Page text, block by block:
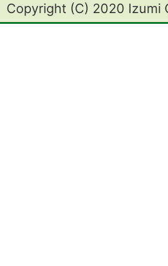
Copyright (C) 2020 Izumi